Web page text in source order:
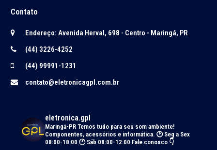
Contato
Endereço: Avenida Herval, 698 - Centro - Maringá, PR
(44) 3226-4252
(44) 99991-1231
contato@eletronicagpl.com.br
eletronica.gpl
Maringá-PRTemos tudo para seu som ambiente!
Componentes, acessórios e informática. 🕑 Seg a Sex
08:00-18:00 🕐 Sáb 08:00-12:00 Fale conosco 👇